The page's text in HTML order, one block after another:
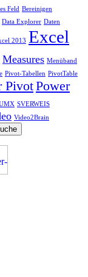
Feld Bereinigen
Data Explorer Daten
2013 Excel
Measures Menüband
Pivot-Tabellen PivotTable
PivotPower
SVERWEIS
Video2Brain